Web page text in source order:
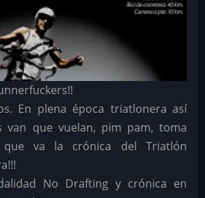
En plena época triatlonera así
van que vuelan, pim pam, toma
que va la crónica del Triatlón
No Drafting y crónica en